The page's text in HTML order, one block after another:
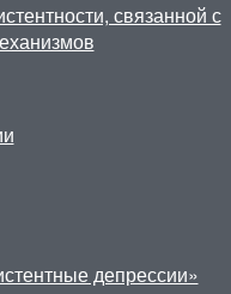
связанной с
депрессии»